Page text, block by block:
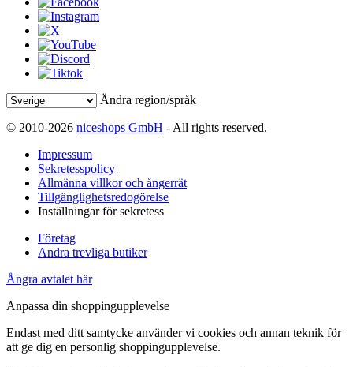
Ändra region/språk
© 2010-2026 niceshops GmbH - All rights reserved.
Impressum
Sekretesspolicy
Allmänna villkor och ångerrät
Tillgänglighetsredogörelse
Inställningar för sekretess
Företag
Andra trevliga butiker
Ångra avtalet här
Anpassa din shoppingupplevelse
Endast med ditt samtycke använder vi cookies och annan teknik för
att ge dig en personlig shoppingupplevelse.